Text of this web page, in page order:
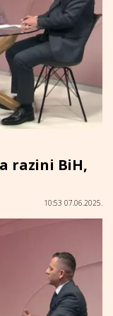
razini BiH,
10:53 07.06.2025.